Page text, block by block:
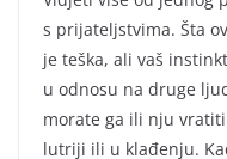
s prijateljstvima. Šta
je teška, ali vaš
u odnosu na druge
morate ga ili nju
lutriji ili u klađenju.